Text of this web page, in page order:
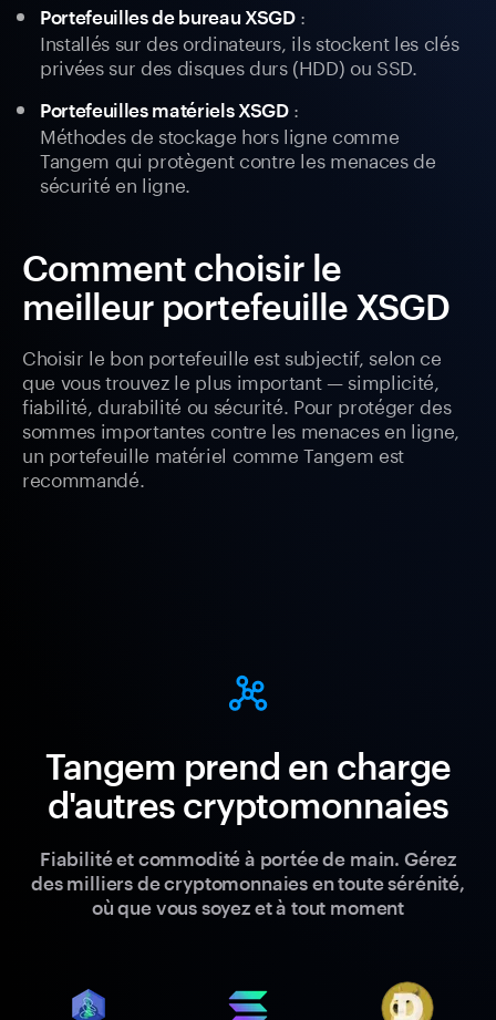
Portefeuilles de bureau XSGD:
Installés sur des ordinateurs, ils stockent les clés
privées sur des disques durs (HDD) ou SSD.
Portefeuilles matériels XSGD:
Méthodes de stockage hors ligne comme
Tangem qui protègent contre les menaces de
sécurité en ligne.
Comment choisir le
meilleur portefeuille XSGD
Choisir le bon portefeuille est subjectif, selon ce
que vous trouvez le plus important — simplicité,
fiabilité, durabilité ou sécurité. Pour protéger des
sommes importantes contre les menaces en ligne,
un portefeuille matériel comme Tangem est
recommandé.
Tangem prend en charge
d'autres cryptomonnaies
Fiabilité et commodité à portée de main. Gérez
des milliers de cryptomonnaies en toute sérénité,
où que vous soyez et à tout moment